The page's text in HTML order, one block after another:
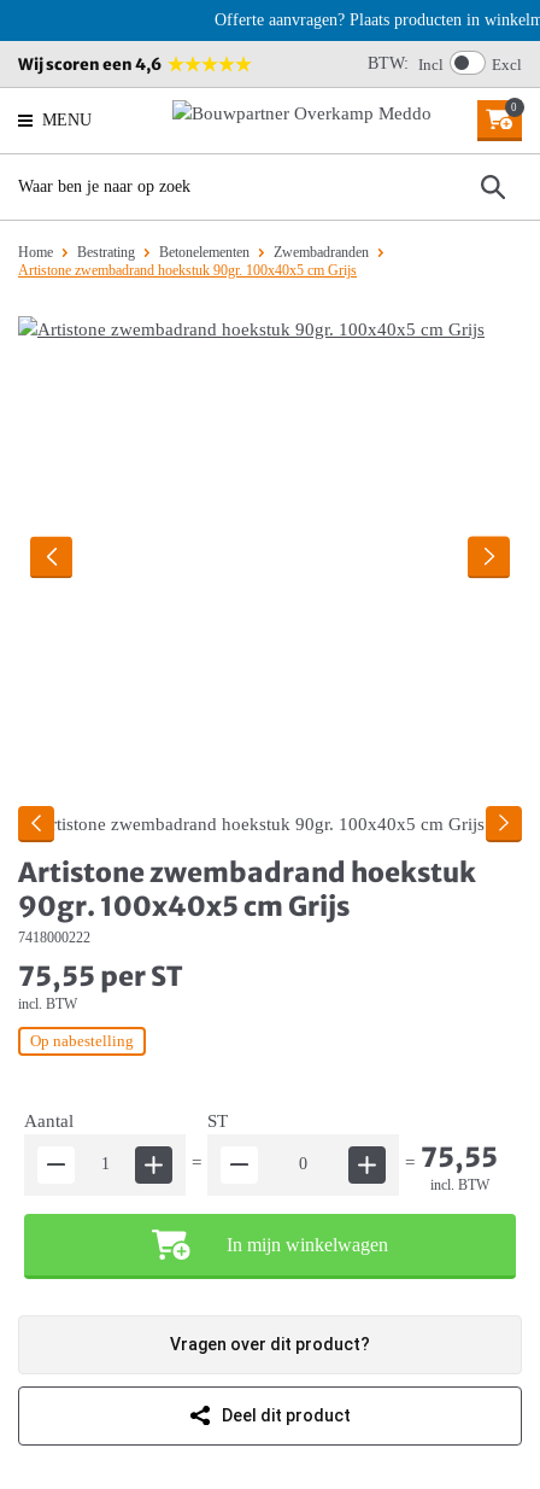
Offerte aanvragen? Plaats producten in
Wij scoren een 4,6 BTW: Incl Excl
MENU
0
Home Bestrating Betonelementen
Zwembadranden
Artistone zwembadrand hoekstuk 90gr. 100x40x5 cm Grijs
Artistone zwembadrand hoekstuk
90gr. 100x40x5 cm Grijs
7418000222
75,55 per ST
incl. BTW
Op nabestelling
Aantal
=
ST
= 75,55
incl. BTW
In mijn winkelwagen
Vragen over dit product?
Deel dit product